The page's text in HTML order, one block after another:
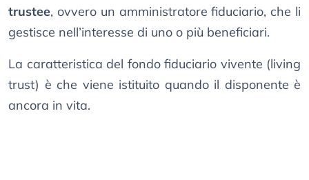
trustee, ovvero un amministratore fiduciario, che li
gestisce nell’interesse di uno o più beneficiari.
La caratteristica del fondo fiduciario vivente (living
trust) è che viene istituito quando il disponente è
ancora in vita.